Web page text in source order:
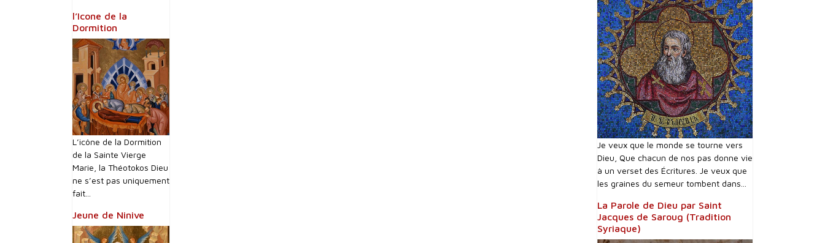
l’Icone de la
Dormition
L’icône de la Dormition
de la Sainte Vierge
Marie, la Théotokos Dieu
ne s’est pas uniquement
fait...
Jeune de Ninive
Je veux que le monde se tourne vers
Dieu, Que chacun de nos pas donne vie
à un verset des Écritures. Je veux que
les graines du semeur tombent dans...
La Parole de Dieu par Saint
Jacques de Saroug (Tradition
Syriaque)